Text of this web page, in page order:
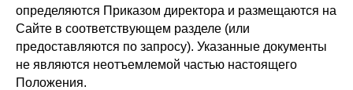
определяются Приказом директора и размещаются на
Сайте в соответствующем разделе (или
предоставляются по запросу). Указанные документы
не являются неотъемлемой частью настоящего
Положения.